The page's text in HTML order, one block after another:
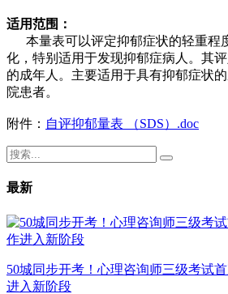
适用范围：
本量表可以评定抑郁症状的轻重程
化，特别适用于发现抑郁症病人。其
的成年人。主要适用于具有抑郁症状
院患者。
附件： 自评抑郁量表 （SDS）.doc
最新
50城同步开考！心理咨询师三级考试
进入新阶段